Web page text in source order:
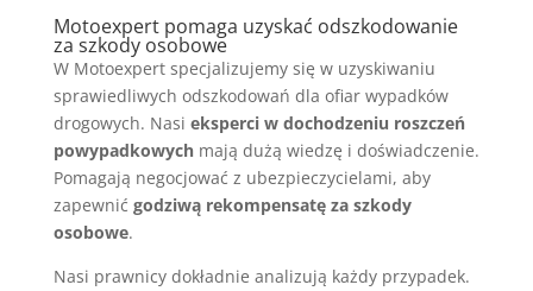
Motoexpert pomaga uzyskać odszkodowanie
za szkody osobowe
W Motoexpert specjalizujemy się w uzyskiwaniu
sprawiedliwych odszkodowań dla ofiar wypadków
drogowych. Nasi eksperci w dochodzeniu roszczeń
powypadkowychmają dużą wiedzę i doświadczenie.
Pomagają negocjować z ubezpieczycielami, aby
zapewnić godziwą rekompensatę za szkody
osobowe.
Nasi prawnicy dokładnie analizują każdy przypadek.